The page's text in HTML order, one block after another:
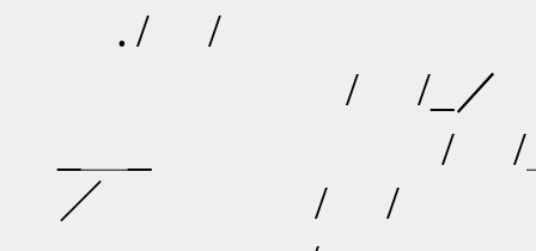
. / /
/ /_／
_＿_ / /＿
／ / /